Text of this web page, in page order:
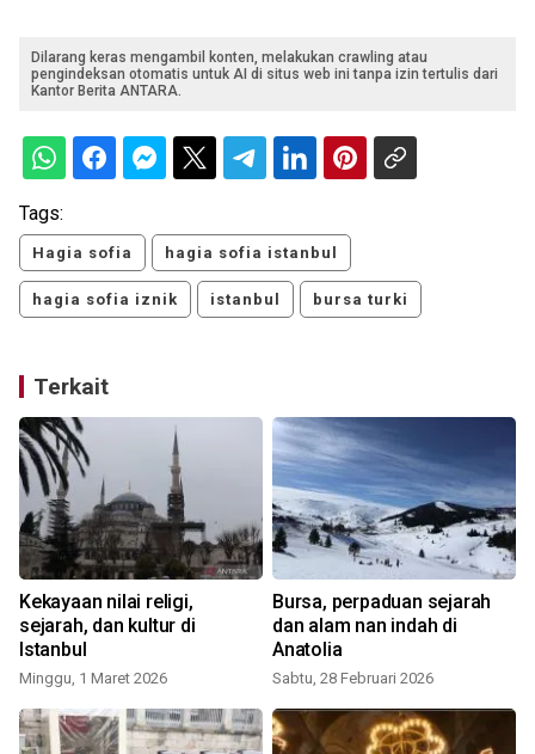
Dilarang keras mengambil konten, melakukan crawling atau
pengindeksan otomatis untuk AI di situs web ini tanpa izin tertulis dari
Kantor Berita ANTARA.
Tags:
Hagia sofia hagia sofia istanbul
hagia sofia iznik istanbul bursa turki
Terkait
Kekayaan nilai religi,
sejarah, dan kultur di
Istanbul
Minggu, 1 Maret 2026
Bursa, perpaduan sejarah
dan alam nan indah di
Anatolia
Sabtu, 28 Februari 2026